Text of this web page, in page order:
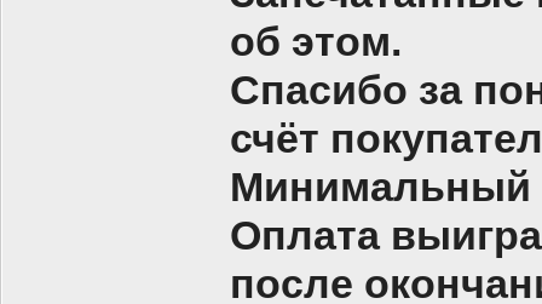
об этом.
Спасибо за
счёт
Минимальный
Оплата
после